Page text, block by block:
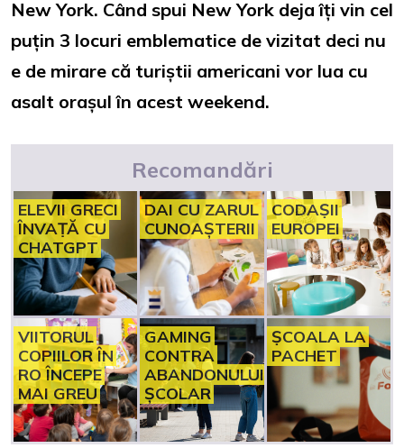
New York. Când spui New York deja îți vin cel
puțin 3 locuri emblematice de vizitat deci nu
e de mirare că turiștii americani vor lua cu
asalt orașul în acest weekend.
Recomandări
ELEVII GRECI
ÎNVAȚĂ CU
CHATGPT
DAI CU ZARUL
CUNOAȘTERII
CODAȘII
EUROPEI
VIITORUL
COPIILOR ÎN
RO ÎNCEPE
MAI GREU
GAMING
CONTRA
ABANDONULUI
ȘCOLAR
ȘCOALA LA
PACHET